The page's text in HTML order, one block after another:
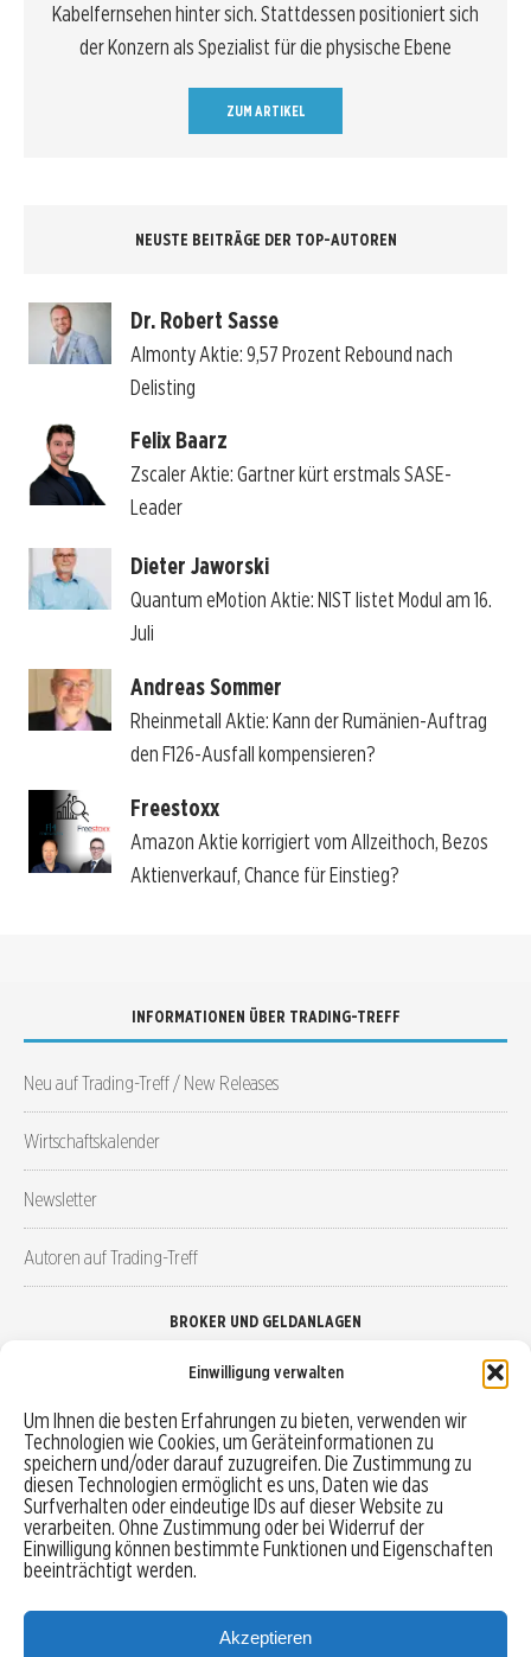
Einwilligung verwalten
Um Ihnen die besten Erfahrungen zu bieten, verwenden wir
Technologien wie Cookies, um Geräteinformationen zu
speichern und/oder darauf zuzugreifen. Die Zustimmung zu
diesen Technologien ermöglicht es uns, Daten wie das
Surfverhalten oder eindeutige IDs auf dieser Website zu
verarbeiten. Ohne Zustimmung oder bei Widerruf der
Einwilligung können bestimmte Funktionen und Eigenschaften
beeinträchtigt werden.
Akzeptieren
Kabelfernsehen hinter sich. Stattdessen positioniert sich
der Konzern als Spezialist für die physische Ebene
ZUM ARTIKEL
NEUSTE BEITRÄGE DER TOP-AUTOREN
Dr. Robert Sasse
Almonty Aktie: 9,57 Prozent Rebound nach
Delisting
Felix Baarz
Zscaler Aktie: Gartner kürt erstmals SASE-
Leader
Dieter Jaworski
Quantum eMotion Aktie: NIST listet Modul am 16.
Juli
Andreas Sommer
Rheinmetall Aktie: Kann der Rumänien-Auftrag
den F126-Ausfall kompensieren?
Freestoxx
Amazon Aktie korrigiert vom Allzeithoch, Bezos
Aktienverkauf, Chance für Einstieg?
INFORMATIONEN ÜBER TRADING-TREFF
Neu auf Trading-Treff / New Releases
Wirtschaftskalender
Newsletter
Autoren auf Trading-Treff
BROKER UND GELDANLAGEN
Robo-Advisor vergleichen
Depotvergleich
Festgeld vergleichen
Tagesgeld vergleichen